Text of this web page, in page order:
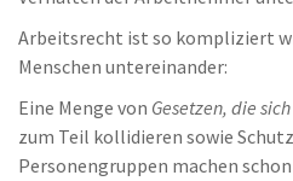
Arbeitsrecht ist so kompliziert
Menschen untereinander:
Eine Menge von Gesetzen, die
zum Teil kollidieren sowie
Personengruppen machen